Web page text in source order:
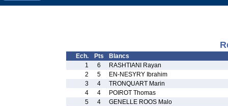
Ech. Pts
Blancs
1
6
RASHTIANI Rayan
2
5
EN-NESYRY Ibrahim
3
4
TRONQUART Marin
4
4
POIROT Thomas
5
4
GENELLE ROOS Malo